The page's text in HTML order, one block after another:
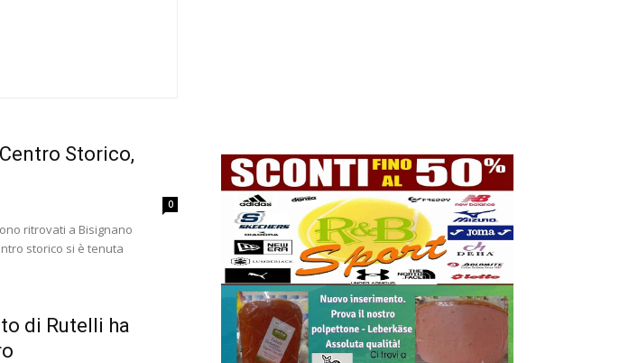
Storico,
0
ritrovati a Bisignano
storico si è tenuta
di Rutelli ha